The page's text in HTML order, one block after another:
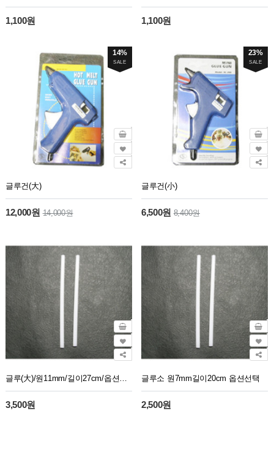
1,100원 1,100원
14%
SALE
글루건(大)
12,000원14,000원
23%
SALE
글루건(小)
6,500원8,400원
글루(大)/원11mm/길이27cm/옵션선택
3,500원
글루소 원7mm길이20cm 옵션선택
2,500원